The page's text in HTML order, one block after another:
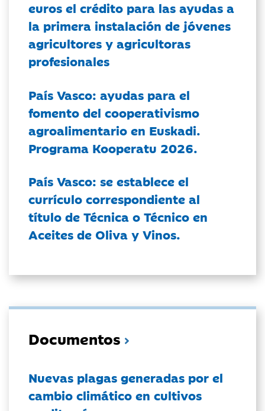
euros el crédito para las ayudas a
la primera instalación de jóvenes
agricultores y agricultoras
profesionales
País Vasco: ayudas para el
fomento del cooperativismo
agroalimentario en Euskadi.
Programa Kooperatu 2026.
País Vasco: se establece el
currículo correspondiente al
título de Técnica o Técnico en
Aceites de Oliva y Vinos.
Documentos
Nuevas plagas generadas por el
cambio climático en cultivos